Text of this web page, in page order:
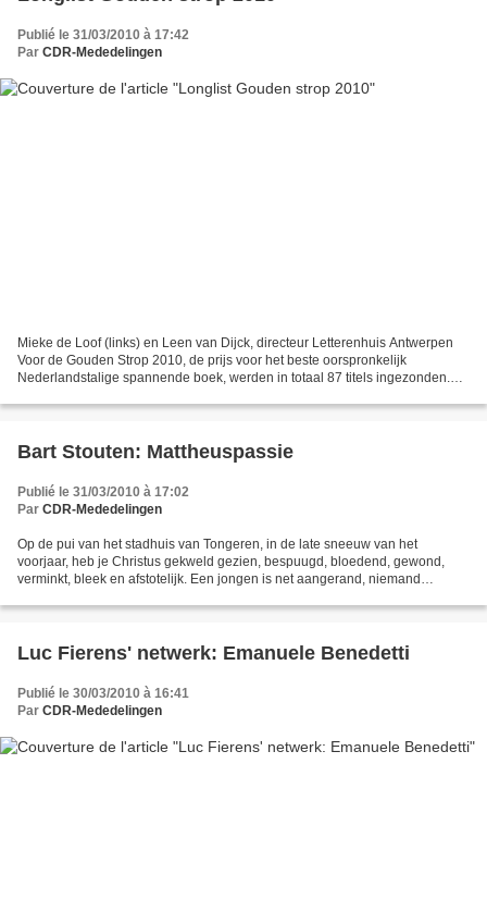
Publié le 31/03/2010 à 17:42
Par CDR-Mededelingen
Mieke de Loof (links) en Leen van Dijck, directeur Letterenhuis Antwerpen
Voor de Gouden Strop 2010, de prijs voor het beste oorspronkelijk
Nederlandstalige spannende boek, werden in totaal 87 titels ingezonden.
Bart Stouten: Mattheuspassie
Publié le 31/03/2010 à 17:02
Par CDR-Mededelingen
Op de pui van het stadhuis van Tongeren, in de late sneeuw van het
voorjaar, heb je Christus gekweld gezien, bespuugd, bloedend, gewond,
verminkt, bleek en afstotelijk. Een jongen is net aangerand, niemand
Luc Fierens' netwerk: Emanuele Benedetti
Publié le 30/03/2010 à 16:41
Par CDR-Mededelingen